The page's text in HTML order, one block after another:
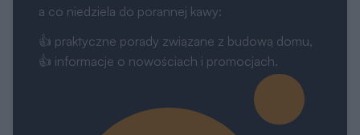
a co niedziela do porannej kawy:
👍 praktyczne porady związane z budową domu,
👍 informacje o nowościach i promocjach.